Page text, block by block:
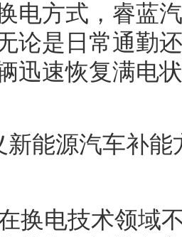
电方式，睿蓝
论是日常通勤
迅速恢复满电
换电技术领域